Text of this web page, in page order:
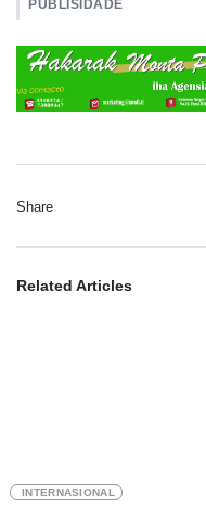
PUBLISIDADE
Share
Related Articles
INTERNASIONAL